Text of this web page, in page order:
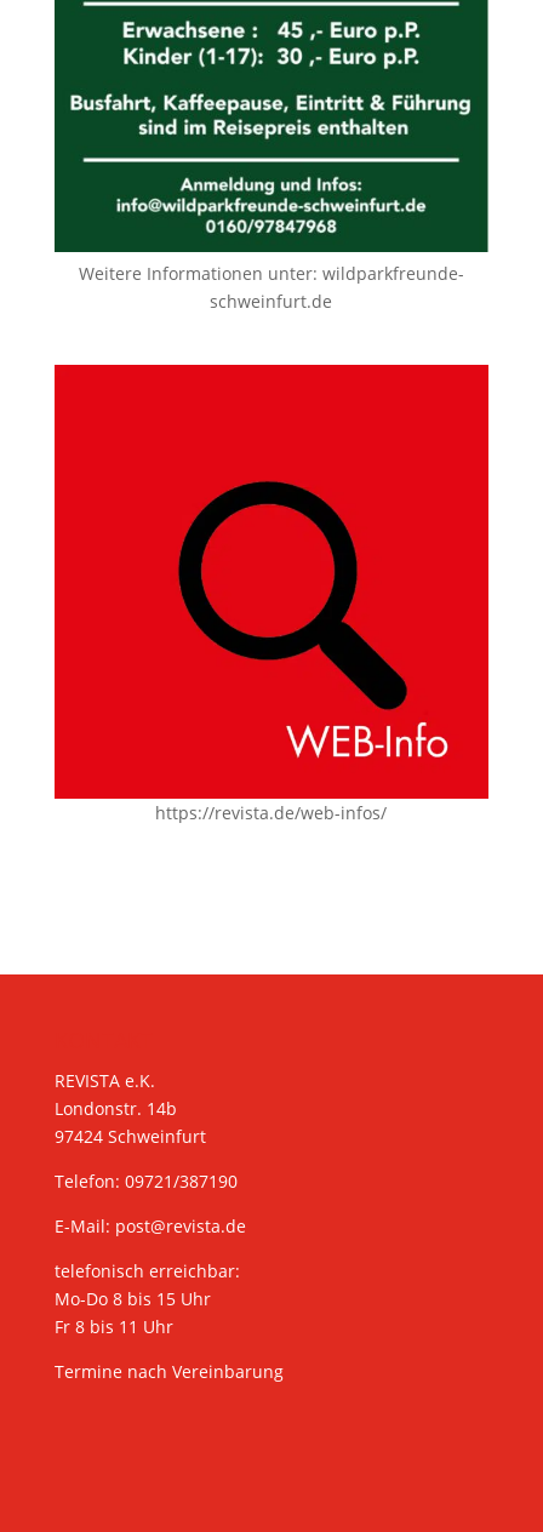
Weitere Informationen unter: wildparkfreunde-
schweinfurt.de
https://revista.de/web-infos/
REVISTA e.K.
Londonstr. 14b
97424 Schweinfurt
Telefon: 09721/387190
E-Mail: post@revista.de
telefonisch erreichbar:
Mo-Do 8 bis 15 Uhr
Fr 8 bis 11 Uhr
Termine nach Vereinbarung